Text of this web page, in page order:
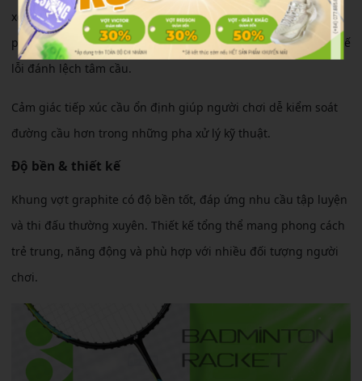
xoay trở và phù hợp cho cả người mới chơi lẫn người chơi
phong trào lâu năm. Điểm sweet spot rộng cũng giúp hạn chế
lỗi đánh lệch tâm cầu.
Cảm giác tiếp xúc cầu ổn định giúp người chơi dễ kiểm soát
đường cầu hơn trong những pha xử lý kỹ thuật.
Độ bền & thiết kế
Khung vợt graphite có độ bền tốt, đáp ứng nhu cầu tập luyện
và thi đấu thường xuyên. Thiết kế tổng thể mang phong cách
trẻ trung, năng động và phù hợp với nhiều đối tượng người
chơi.